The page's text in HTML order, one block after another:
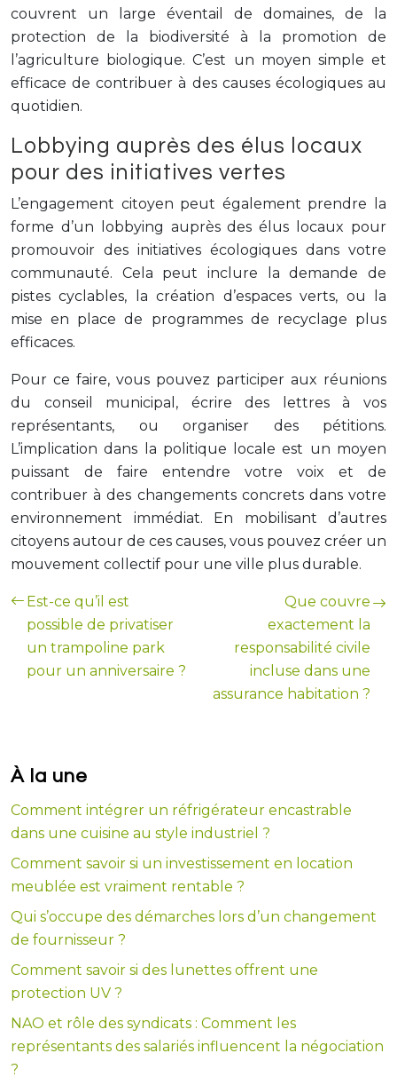
couvrent un large éventail de domaines, de la
protection de la biodiversité à la promotion de
l’agriculture biologique. C’est un moyen simple et
efficace de contribuer à des causes écologiques au
quotidien.
Lobbying auprès des élus locaux
pour des initiatives vertes
L’engagement citoyen peut également prendre la
forme d’un lobbying auprès des élus locaux pour
promouvoir des initiatives écologiques dans votre
communauté. Cela peut inclure la demande de
pistes cyclables, la création d’espaces verts, ou la
mise en place de programmes de recyclage plus
efficaces.
Pour ce faire, vous pouvez participer aux réunions
du conseil municipal, écrire des lettres à vos
représentants, ou organiser des pétitions.
L’implication dans la politique locale est un moyen
puissant de faire entendre votre voix et de
contribuer à des changements concrets dans votre
environnement immédiat. En mobilisant d’autres
citoyens autour de ces causes, vous pouvez créer un
mouvement collectif pour une ville plus durable.
Est-ce qu’il est
possible de privatiser
un trampoline park
pour un anniversaire ?
Que couvre
exactement la
responsabilité civile
incluse dans une
assurance habitation ?
À la une
Comment intégrer un réfrigérateur encastrable
dans une cuisine au style industriel ?
Comment savoir si un investissement en location
meublée est vraiment rentable ?
Qui s’occupe des démarches lors d’un changement
de fournisseur ?
Comment savoir si des lunettes offrent une
protection UV ?
NAO et rôle des syndicats : Comment les
représentants des salariés influencent la négociation
?